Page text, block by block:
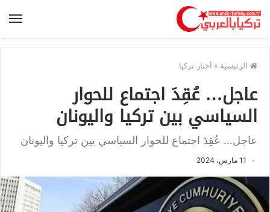
الرئيسية » أخبار تركيا
عاجل… عُقِدَ اجتماع للحوار
السياسي بين تركيا واليونان
عاجل... عُقِدَ اجتماع للحوار السياسي بين تركيا واليونان
11 مارس، 2024